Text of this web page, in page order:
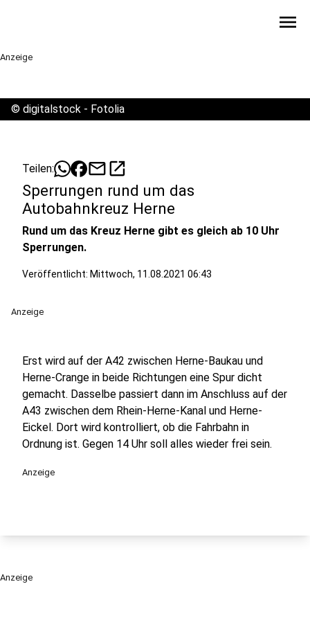
menu
Anzeige
© digitalstock - Fotolia
Teilen: mailopen_in_new
Sperrungen rund um das
Autobahnkreuz Herne
Rund um das Kreuz Herne gibt es gleich ab 10 Uhr
Sperrungen.
Veröffentlicht: Mittwoch, 11.08.2021 06:43
Anzeige
Erst wird auf der A42 zwischen Herne-Baukau und
Herne-Crange in beide Richtungen eine Spur dicht
gemacht. Dasselbe passiert dann im Anschluss auf der
A43 zwischen dem Rhein-Herne-Kanal und Herne-
Eickel. Dort wird kontrolliert, ob die Fahrbahn in
Ordnung ist. Gegen 14 Uhr soll alles wieder frei sein.
Anzeige
Anzeige